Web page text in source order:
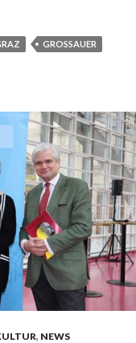
GROSSAUER
, NEWS